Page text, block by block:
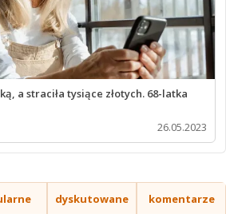
a straciła tysiące złotych. 68-latka
26.05.2023
dyskutowane komentarze